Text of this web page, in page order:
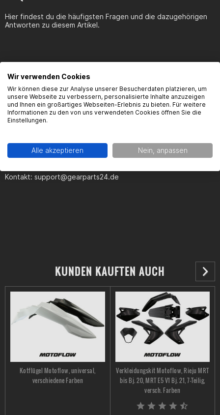
Haltbarkeit: Konstruiert für die extremsten Bedingungen,
ohne Kompromisse bei der Leistung.
Fazit:Die Motoflow Offroad Handguards sind die perfekte
Wahl für Offroad-Fahrer, die keine Kompromisse bei Schutz und
Performance eingehen wollen. Rüste dein Bike auf und stelle
dich jeder Herausforderung – mit Stil und Vertrauen!
Hier findest du die häufigsten Fragen und die dazugehörigen
Antworten zu diesem Artikel.
Produktsicherheit
Kontaktinformationen des Herstellers:
Gearparts GmbH
Im Langgewann 5-7
Kontakt: support@gearparts24.de
KUNDEN KAUFTEN AUCH
Kotflügel Motoflow, universal,
verschiedene Farben
Verkleidungskit Motoflow, Rieju MRT
bis Bj. 20, MRT E5 V1 Bj. 21, 7-Teilig,
versch. Farben
Wir verwenden Cookies
Wir können diese zur Analyse unserer Besucherdaten platzieren, um
unsere Webseite zu verbessern, personalisierte Inhalte anzuzeigen
und Ihnen ein großartiges Webseiten-Erlebnis zu bieten. Für weitere
Informationen zu den von uns verwendeten Cookies öffnen Sie die
Einstellungen.
Alle akzeptieren Nein, anpassen